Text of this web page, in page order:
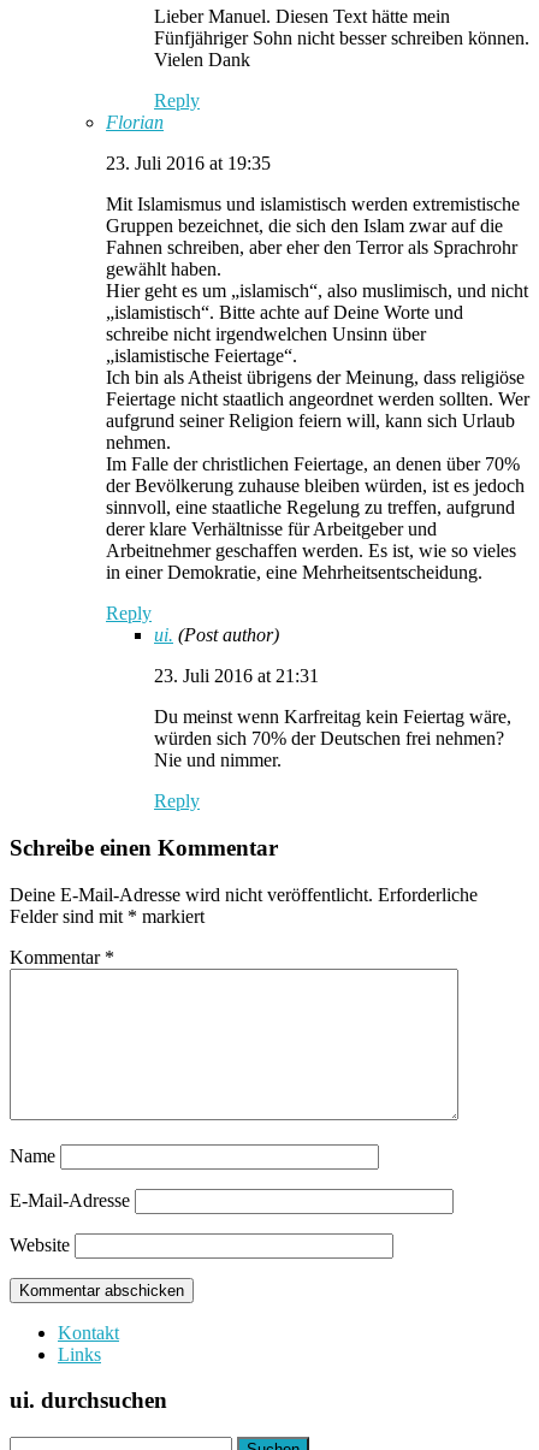
Lieber Manuel. Diesen Text hätte mein
Fünfjähriger Sohn nicht besser schreiben können.
Vielen Dank
Reply
Florian
23. Juli 2016 at 19:35
Mit Islamismus und islamistisch werden extremistische
Gruppen bezeichnet, die sich den Islam zwar auf die
Fahnen schreiben, aber eher den Terror als Sprachrohr
gewählt haben.
Hier geht es um „islamisch“, also muslimisch, und nicht
„islamistisch“. Bitte achte auf Deine Worte und
schreibe nicht irgendwelchen Unsinn über
„islamistische Feiertage“.
Ich bin als Atheist übrigens der Meinung, dass religiöse
Feiertage nicht staatlich angeordnet werden sollten. Wer
aufgrund seiner Religion feiern will, kann sich Urlaub
nehmen.
Im Falle der christlichen Feiertage, an denen über 70%
der Bevölkerung zuhause bleiben würden, ist es jedoch
sinnvoll, eine staatliche Regelung zu treffen, aufgrund
derer klare Verhältnisse für Arbeitgeber und
Arbeitnehmer geschaffen werden. Es ist, wie so vieles
in einer Demokratie, eine Mehrheitsentscheidung.
Reply
ui. (Post author)
23. Juli 2016 at 21:31
Du meinst wenn Karfreitag kein Feiertag wäre,
würden sich 70% der Deutschen frei nehmen?
Nie und nimmer.
Reply
Schreibe einen Kommentar
Deine E-Mail-Adresse wird nicht veröffentlicht. Erforderliche
Felder sind mit * markiert
Kommentar *
Name
E-Mail-Adresse
Website
Kontakt
Links
ui. durchsuchen